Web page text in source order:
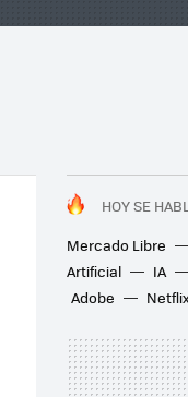
HOY SE
Mercado Libre
Artificial
IA
Adobe